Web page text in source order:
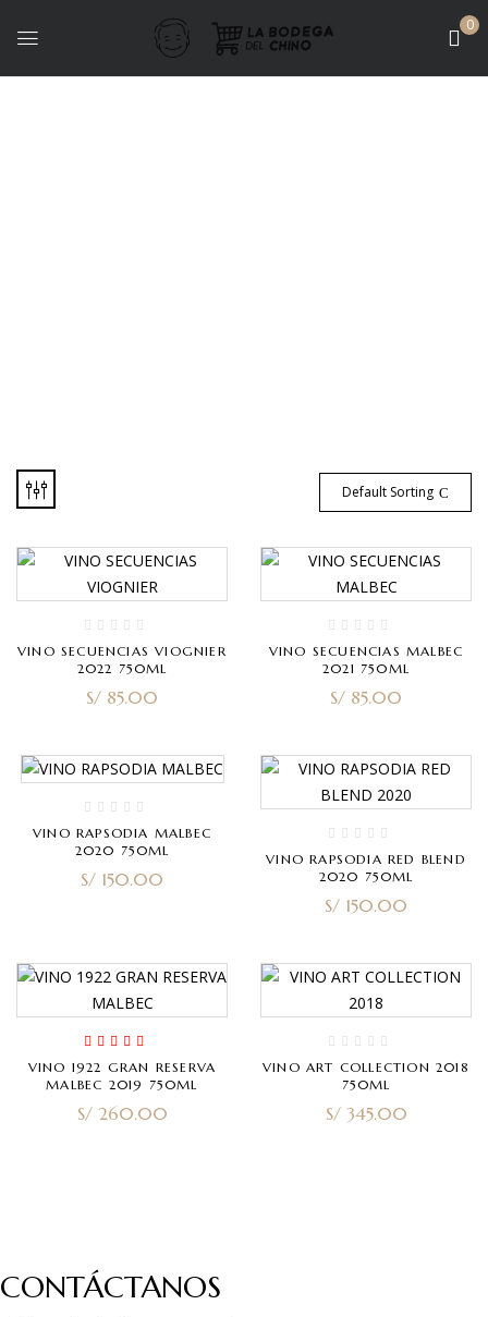
0
Default Sorting
VINO SECUENCIAS VIOGNIER
2022 750ML
S/ 85.00
VINO SECUENCIAS MALBEC
2021 750ML
S/ 85.00
VINO RAPSODIA MALBEC
2020 750ML
S/ 150.00
VINO RAPSODIA RED BLEND
2020 750ML
S/ 150.00
Rated4.00
out of 5
VINO 1922 GRAN RESERVA
MALBEC 2019 750ML
S/260.00
VINO ART COLLECTION 2018
750ML
S/345.00
CONTÁCTANOS